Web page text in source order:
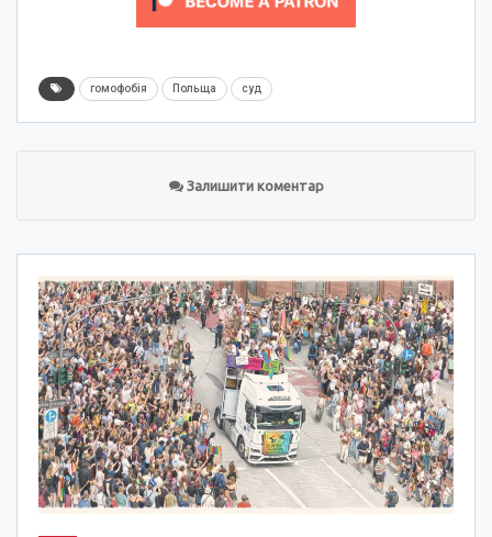
гомофобія Польща суд
Залишити коментар